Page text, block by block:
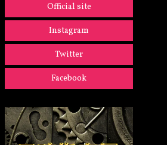
Official site
Instagram
Twitter
Facebook